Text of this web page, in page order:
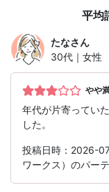
平均
たなさん
30代｜女性
やや
年代が片寄ってい
した。
投稿日時：2026-
ワークス）のパー